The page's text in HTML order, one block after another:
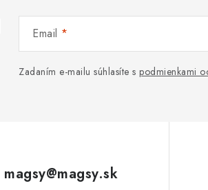
Email
Zadaním e-mailu súhlasíte s podmienkami
magsy@magsy.sk